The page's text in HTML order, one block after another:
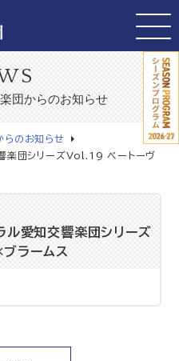
団からのお知らせ
らのお知らせ
楽団シリーズVol.19 ベートーヴ
ル愛知交響楽団シリーズ
ラームス